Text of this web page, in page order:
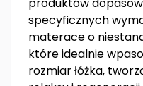
specyficznych
materace o
które idealnie
rozmiar łóżka,